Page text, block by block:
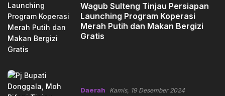
Wagub Sulteng Tinjau Persiapan
Launching Program Koperasi
Merah Putih dan Makan Bergizi
Gratis
Daerah Kamis, 19 Desember 2024